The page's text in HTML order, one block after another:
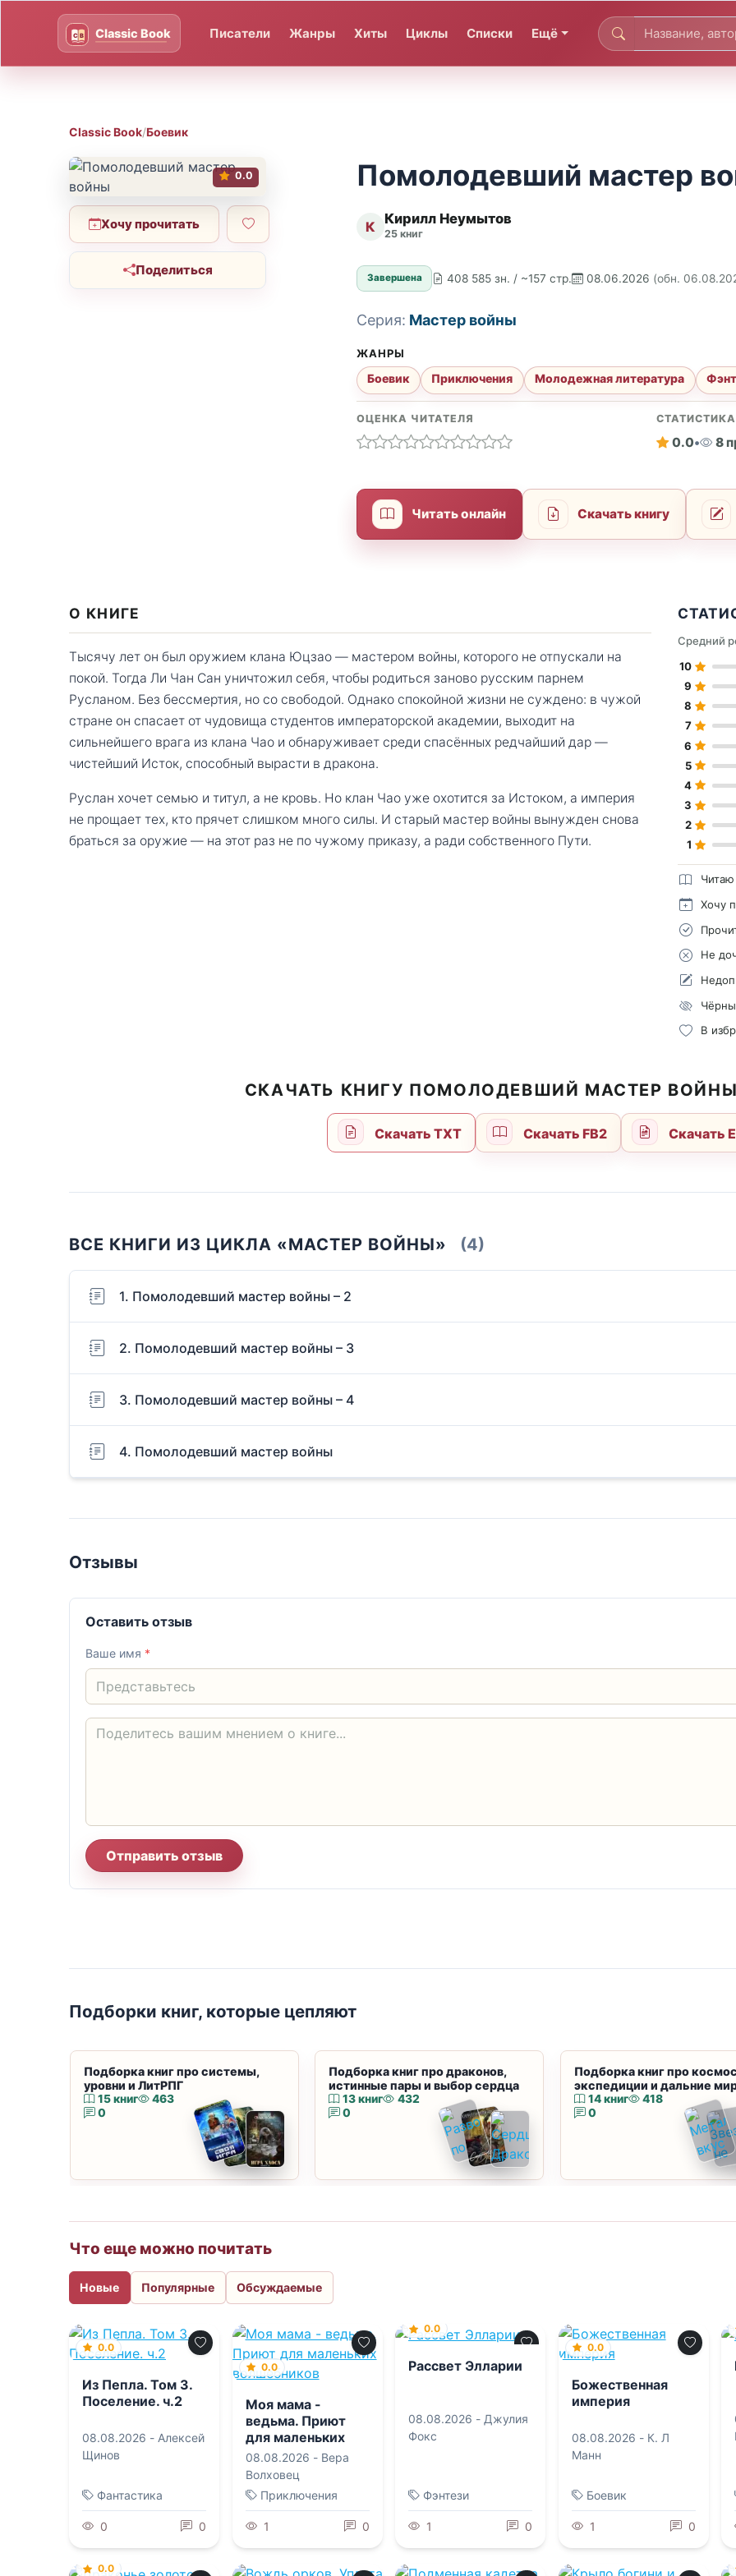
Писатели Жанры Хиты Циклы Списки Ещё
Classic Book/Боевик
0.0
Хочу прочитать
Поделиться
Помолодевший мастер
К Кирилл Неумытов
25 книг
Завершена 408 585 зн. / ~157 стр. 08.06.2026 (обн.
Серия: Мастер войны
ЖАНРЫ
Боевик Приключения Молодежная литература
ОЦЕНКА ЧИТАТЕЛЯ СТАТИСТИКА
0.0• 8
Читать онлайн Скачать книгу
О КНИГЕ
Тысячу лет он был оружием клана Юцзао — мастером войны, которого не отпускали на
покой. Тогда Ли Чан Сан уничтожил себя, чтобы родиться заново русским парнем
Русланом. Без бессмертия, но со свободой. Однако спокойной жизни не суждено: в чужой
стране он спасает от чудовища студентов императорской академии, выходит на
сильнейшего врага из клана Чао и обнаруживает среди спасённых редчайший дар —
чистейший Исток, способный вырасти в дракона.
Руслан хочет семью и титул, а не кровь. Но клан Чао уже охотится за Истоком, а империя
не прощает тех, кто прячет слишком много силы. И старый мастер войны вынужден снова
браться за оружие — на этот раз не по чужому приказу, а ради собственного Пути.
Средний
10
9
8
7
6
5
4
3
2
1
Читаю
Хочу
Не
В
СКАЧАТЬ КНИГУ ПОМОЛОДЕВШИЙ МАСТЕР
Скачать TXT Скачать FB2 Скачать
ВСЕ КНИГИ ИЗ ЦИКЛА «МАСТЕР ВОЙНЫ» (4)
1. Помолодевший мастер войны – 2
2. Помолодевший мастер войны – 3
3. Помолодевший мастер войны – 4
4. Помолодевший мастер войны
Отзывы
Оставить отзыв
Ваше имя *
Отправить отзыв
Подборки книг, которые цепляют
Подборка книг про системы,
уровни и ЛитРПГ
15 книг
463
0
Подборка книг про драконов,
истинные пары и выбор сердца
13 книг
432
0
Подборка книг про
экспедиции и дальние
14 книг
418
0
Что еще можно почитать
Новые Популярные Обсуждаемые
0.0
Из Пепла. Том 3.
Поселение. ч.2
08.08.2026 - Алексей
Щинов
Фантастика
0 0
0.0
Моя мама -
ведьма. Приют
для маленьких
волшебников
08.08.2026 - Вера
Волховец
Приключения
1 0
0.0
Рассвет Элларии
08.08.2026 - Джулия
Фокс
Фэнтези
1 0
0.0
Божественная
империя
08.08.2026 - К. Л
Манн
Боевик
1 0
0.0